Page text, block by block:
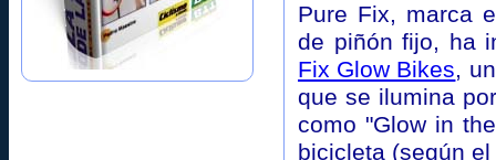
Pure Fix, marca
de piñón fijo, ha
Fix Glow Bikes,
que se ilumina
como "Glow in
bicicleta (según